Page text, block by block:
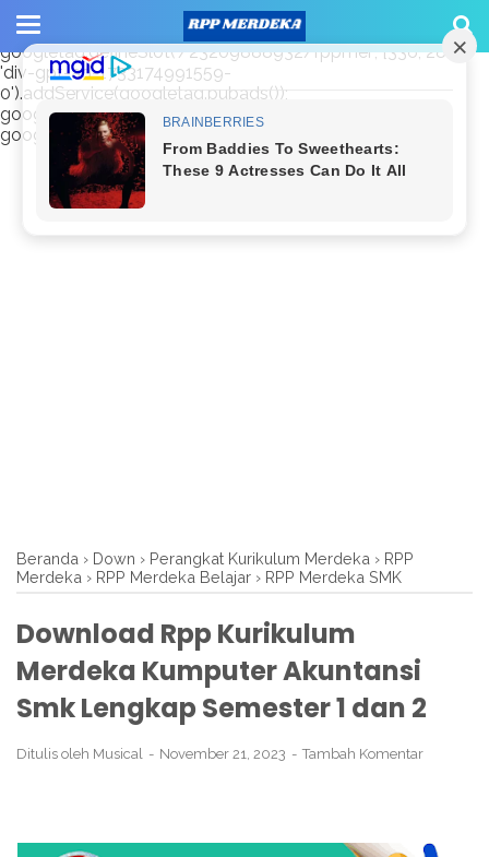
window.googletag = window.googletag || {cmd: []};
googletag.cmd.push(function() {
googletag.defineSlot('/23209888932/rppmer', [336, 280],
'div-gpt-ad-1733174991559-
0').addService(googletag.pubads());
googletag.pubads().enableSingleRequest();
googletag.enableServices(); });
Beranda › Down › Perangkat Kurikulum Merdeka › RPP
Merdeka › RPP Merdeka Belajar › RPP Merdeka SMK
Download Rpp Kurikulum
Merdeka Kumputer Akuntansi
Smk Lengkap Semester 1 dan 2
Ditulis oleh Musical November 21, 2023 Tambah Komentar